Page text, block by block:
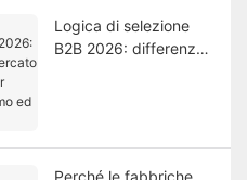
Logica di selezione
B2B 2026: differenze